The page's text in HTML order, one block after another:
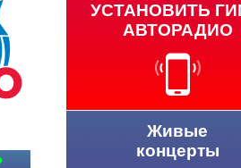
УСТАНОВИТЬ
АВТОРАДИО
Живые
концерты